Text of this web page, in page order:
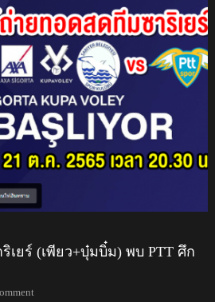
ยร์ (เพียว+บุ๋มบิ๋ม) พบ PTT ศึก